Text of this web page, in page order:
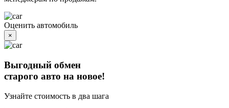
Оценить автомобиль
×
Выгодный обмен
старого авто на новое!
Узнайте стоимость в два шага